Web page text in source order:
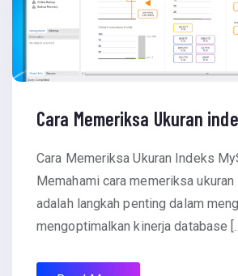
Cara Memeriksa Ukuran
Cara Memeriksa Ukuran Indeks
Memahami cara memeriksa
adalah langkah penting dalam
mengoptimalkan kinerja database